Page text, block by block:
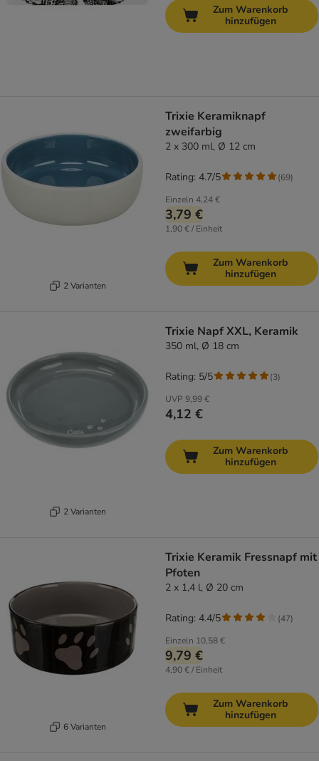
Zum Warenkorb
hinzufügen
2 Varianten
Trixie Keramiknapf
zweifarbig
2 x 300 ml, Ø 12 cm
Einzeln 4,24 €
3,79 €
1,90 € / Einheit
Rating: 4.7/5 (69)
Zum Warenkorb
hinzufügen
2 Varianten
Trixie Napf XXL, Keramik
350 ml, Ø 18 cm
UVP 9,99 €
4,12 €
Rating: 5/5 (3)
Zum Warenkorb
hinzufügen
6 Varianten
Trixie Keramik Fressnapf mit
Pfoten
2 x 1,4 l, Ø 20 cm
Einzeln 10,58 €
9,79 €
4,90 € / Einheit
Rating: 4.4/5 (47)
Zum Warenkorb
hinzufügen